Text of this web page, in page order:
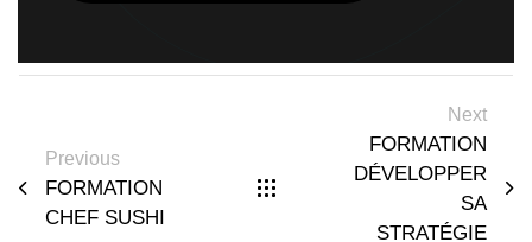
Previous
FORMATION
CHEF SUSHI
Next
FORMATION
DÉVELOPPER
SA
STRATÉGIE